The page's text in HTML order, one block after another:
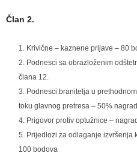
Član 2.
Krivične – kaznene prijave – 80
Podnesci sa obrazloženim
člana 12.
Podnesci branitelja u
toku glavnog pretresa – 50%
Prigovor protiv optužnice –
Prijedlozi za odlaganje izvršenja
100 bodova